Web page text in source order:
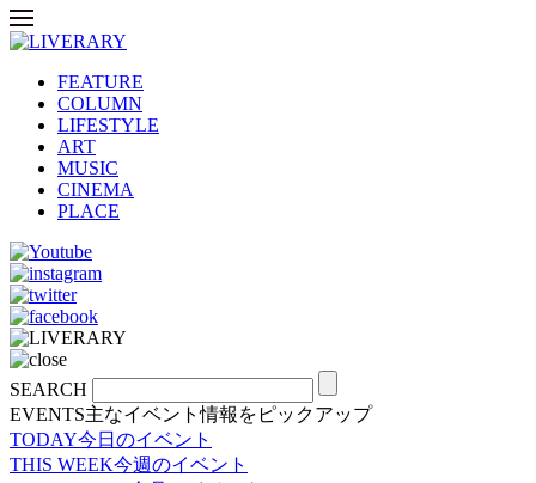
FEATURE
COLUMN
LIFESTYLE
ART
MUSIC
CINEMA
PLACE
SEARCH
EVENTS主なイベント情報をピックアップ
TODAY今日のイベント
THIS WEEK今週のイベント